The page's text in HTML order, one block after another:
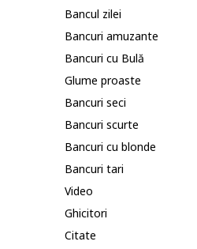
Bancul zilei
Bancuri amuzante
Bancuri cu Bulă
Glume proaste
Bancuri seci
Bancuri scurte
Bancuri cu blonde
Bancuri tari
Video
Ghicitori
Citate